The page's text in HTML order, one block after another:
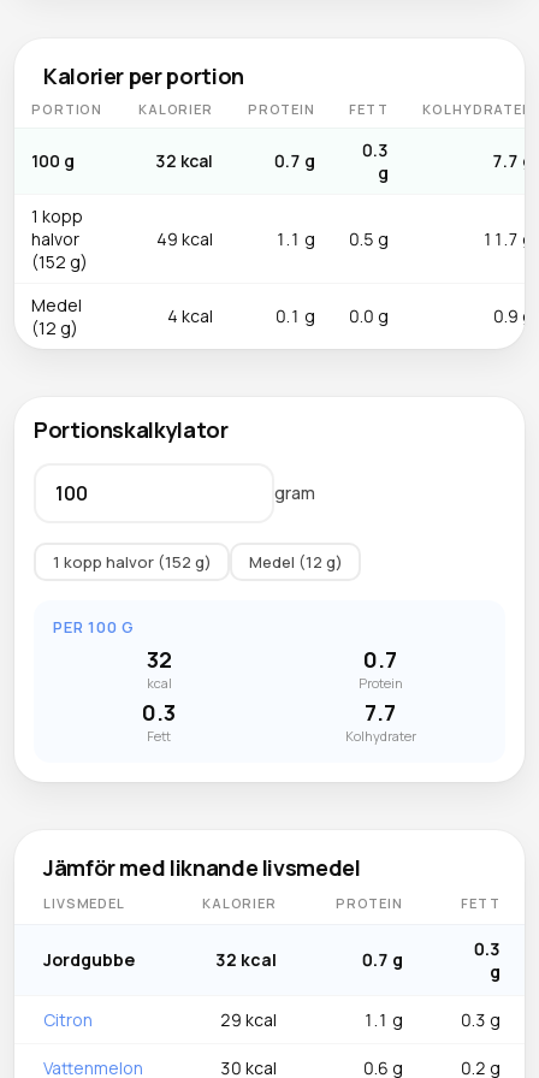
Kalorier per portion
PORTION KALORIER PROTEIN FETT KOLHYDRATER
100 g 32 kcal 0.7 g
0.3
g
7.7 g
1 kopp
halvor
(152 g)
49 kcal 1.1 g 0.5 g 11.7 g
Medel
(12 g)
4 kcal 0.1 g 0.0 g 0.9 g
Portionskalkylator
gram
1 kopp halvor (152 g) Medel (12 g)
PER 100 G
32
kcal
0.7
Protein
0.3
Fett
7.7
Kolhydrater
Jämför med liknande livsmedel
LIVSMEDEL KALORIER PROTEIN FETT
Jordgubbe 32 kcal 0.7 g
0.3
g
Citron 29 kcal 1.1 g 0.3 g
Vattenmelon 30 kcal 0.6 g 0.2 g